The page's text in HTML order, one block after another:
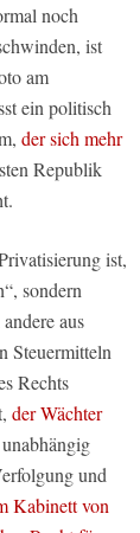
noch
ist
am
ein politisch
der sich mehr
Republik
ist,
sondern
aus
Steuermitteln
Rechts
der Wächter
und
Kabinett von